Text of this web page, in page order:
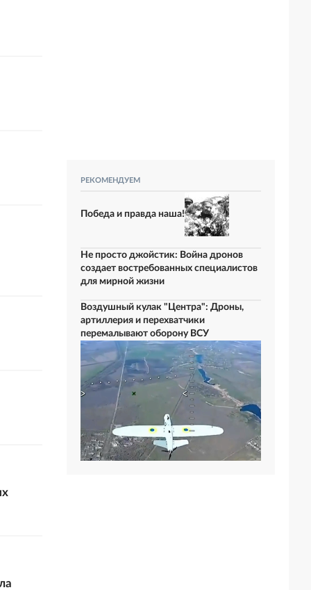
РЕКОМЕНДУЕМ
Победа и правда наша!
Не просто джойстик: Война дронов
создает востребованных специалистов
для мирной жизни
Воздушный кулак "Центра": Дроны,
артиллерия и перехватчики
перемалывают оборону ВСУ